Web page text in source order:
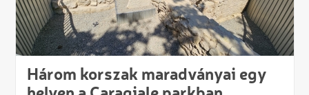
Három korszak maradványai egy